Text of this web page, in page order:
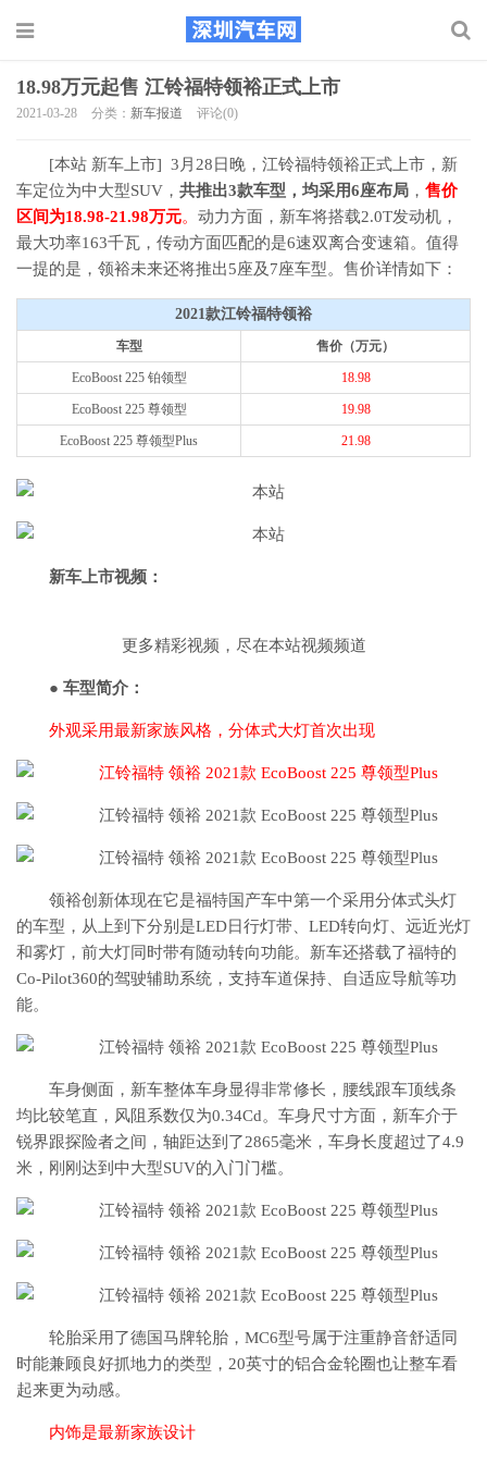
18.98万元起售 江铃福特领裕正式上市
2021-03-28 分类： 新车报道 评论(0)
[本站 新车上市] 3月28日晚，江铃福特领裕正式上市，新
车定位为中大型SUV， 共推出3款车型，均采用6座布局 ， 售价
区间为18.98-21.98万元。 动力方面，新车将搭载2.0T发动机，
最大功率163千瓦，传动方面匹配的是6速双离合变速箱。值得
一提的是，领裕未来还将推出5座及7座车型。售价详情如下：
2021款江铃福特领裕
车型 售价（万元）
EcoBoost 225 铂领型 18.98
EcoBoost 225 尊领型 19.98
EcoBoost 225 尊领型Plus 21.98
新车上市视频：
更多精彩视频，尽在本站视频频道
● 车型简介：
外观采用最新家族风格，分体式大灯首次出现
领裕创新体现在它是福特国产车中第一个采用分体式头灯
的车型，从上到下分别是LED日行灯带、LED转向灯、远近光灯
和雾灯，前大灯同时带有随动转向功能。新车还搭载了福特的
Co-Pilot360的驾驶辅助系统，支持车道保持、自适应导航等功
能。
车身侧面，新车整体车身显得非常修长，腰线跟车顶线条
均比较笔直，风阻系数仅为0.34Cd。车身尺寸方面，新车介于
锐界跟探险者之间，轴距达到了2865毫米，车身长度超过了4.9
米，刚刚达到中大型SUV的入门门槛。
轮胎采用了德国马牌轮胎，MC6型号属于注重静音舒适同
时能兼顾良好抓地力的类型，20英寸的铝合金轮圈也让整车看
起来更为动感。
内饰是最新家族设计